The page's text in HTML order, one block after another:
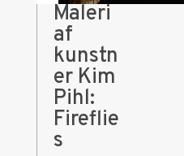
Maleri
af
kunstn
er Kim
Pihl:
Fireflie
s